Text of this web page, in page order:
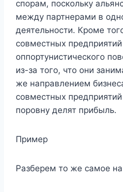
спорам, поскольку
между партнерами в
деятельности. Кроме
совместных
оппортунистического
из-за того, что они
же направлением
совместных
поровну делят прибыль.
Пример
Разберем то же самое